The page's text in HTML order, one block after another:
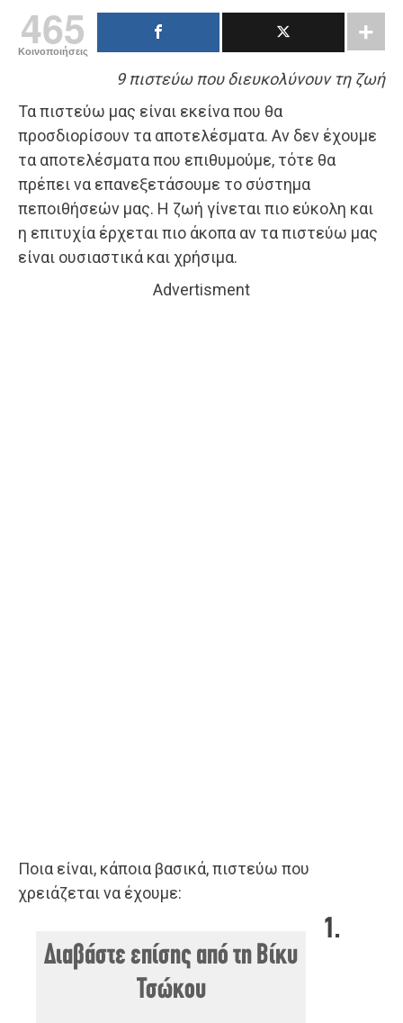
465
Κοινοποιήσεις
9 πιστεύω που διευκολύνουν τη ζωή
Τα πιστεύω μας είναι εκείνα που θα
προσδιορίσουν τα αποτελέσματα. Αν δεν έχουμε
τα αποτελέσματα που επιθυμούμε, τότε θα
πρέπει να επανεξετάσουμε το σύστημα
πεποιθήσεών μας. Η ζωή γίνεται πιο εύκολη και
η επιτυχία έρχεται πιο άκοπα αν τα πιστεύω μας
είναι ουσιαστικά και χρήσιμα.
Advertisment
Ποια είναι, κάποια βασικά, πιστεύω που
χρειάζεται να έχουμε:
Διαβάστε επίσης από τη Βίκυ
Τσώκου
1.